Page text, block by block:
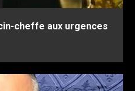
cheffe aux urgences